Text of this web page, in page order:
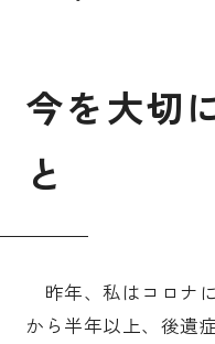
今を大切
と
昨年、私はコロナ
から半年以上、後遺